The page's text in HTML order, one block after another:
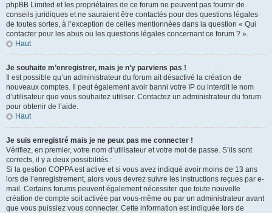
phpBB Limited et les propriétaires de ce forum ne peuvent pas fournir de
conseils juridiques et ne sauraient être contactés pour des questions légales
de toutes sortes, à l’exception de celles mentionnées dans la question « Qui
contacter pour les abus ou les questions légales concernant ce forum ? ».
Haut
Je souhaite m’enregistrer, mais je n’y parviens pas !
Il est possible qu’un administrateur du forum ait désactivé la création de
nouveaux comptes. Il peut également avoir banni votre IP ou interdit le nom
d’utilisateur que vous souhaitez utiliser. Contactez un administrateur du forum
pour obtenir de l’aide.
Haut
Je suis enregistré mais je ne peux pas me connecter !
Vérifiez, en premier, votre nom d’utilisateur et votre mot de passe. S’ils sont
corrects, il y a deux possibilités :
Si la gestion COPPA est active et si vous avez indiqué avoir moins de 13 ans
lors de l’enregistrement, alors vous devrez suivre les instructions reçues par e-
mail. Certains forums peuvent également nécessiter que toute nouvelle
création de compte soit activée par vous-même ou par un administrateur avant
que vous puissiez vous connecter. Cette information est indiquée lors de